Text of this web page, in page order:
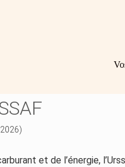
et de l’énergie,